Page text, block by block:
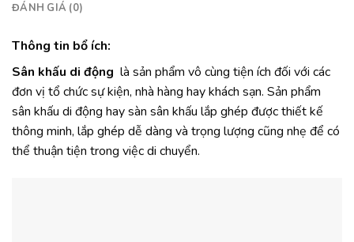
ĐÁNH GIÁ (0)
Thông tin bổ ích:
Sân khấu di động là sản phẩm vô cùng tiện ích đối với các
đơn vị tổ chức sự kiện, nhà hàng hay khách sạn. Sản phẩm
sân khấu di động hay sàn sân khấu lắp ghép được thiết kế
thông minh, lắp ghép dễ dàng và trọng lượng cũng nhẹ để có
thể thuận tiện trong việc di chuyển.